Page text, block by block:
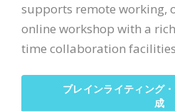
supports remote working,
online workshop with a
time collaboration
ブレインライティング
成